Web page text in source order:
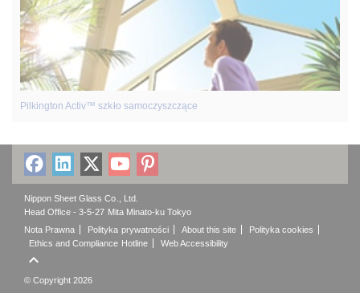
Pilkington Activ™ szkło samoczyszczące
Nippon Sheet Glass Co., Ltd.
Head Office - 3-5-27 Mita Minato-ku Tokyo
Nota Prawna
Polityka prywatności About this site
Polityka cookies
Ethics and Compliance Hotline
Web Accessibility

© Copyright 2026